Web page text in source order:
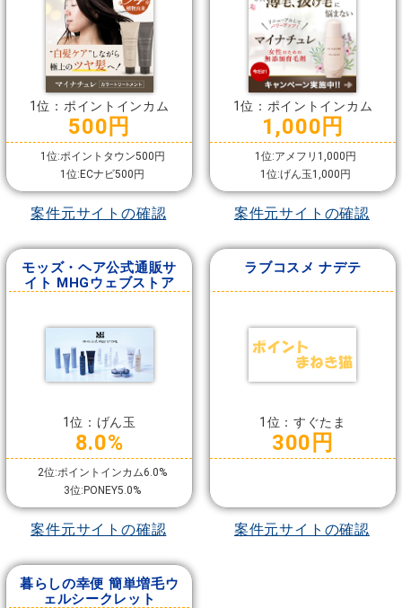
1位：ポイントインカム
500円
1位:ポイントタウン500円
1位:ECナビ500円
案件元サイトの確認
1位：ポイントインカム
1,000円
1位:アメフリ1,000円
1位:げん玉1,000円
案件元サイトの確認
モッズ・ヘア公式通販サ
イト MHGウェブストア
1位：げん玉
8.0%
2位:ポイントインカム6.0%
3位:PONEY5.0%
案件元サイトの確認
ラブコスメ ナデテ
1位：すぐたま
300円
案件元サイトの確認
暮らしの幸便 簡単増毛ウ
ェルシークレット